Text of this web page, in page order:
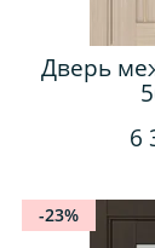
Дверь
6
-23%